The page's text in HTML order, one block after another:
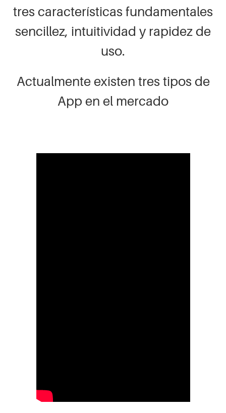
tres características fundamentales
sencillez, intuitividad y rapidez de
uso.
Actualmente existen tres tipos de
App en el mercado